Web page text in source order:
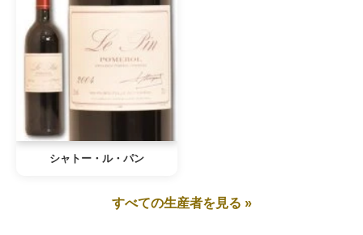
シャトー・ル・パン
すべての生産者を見る »